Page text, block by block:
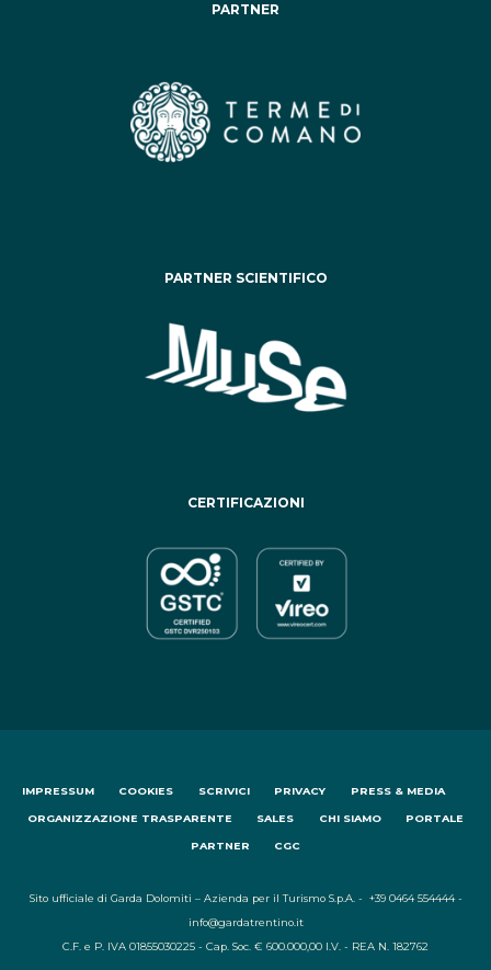
PARTNER
PARTNER SCIENTIFICO
CERTIFICAZIONI
IMPRESSUM COOKIES SCRIVICI PRIVACY PRESS & MEDIA
ORGANIZZAZIONE TRASPARENTE SALES CHI SIAMO PORTALE
PARTNER CGC
Sito ufficiale di Garda Dolomiti – Azienda per il Turismo S.p.A. - +39 0464 554444 -
info@gardatrentino.it
C.F. e P. IVA 01855030225 - Cap. Soc. € 600.000,00 I.V. - REA N. 182762